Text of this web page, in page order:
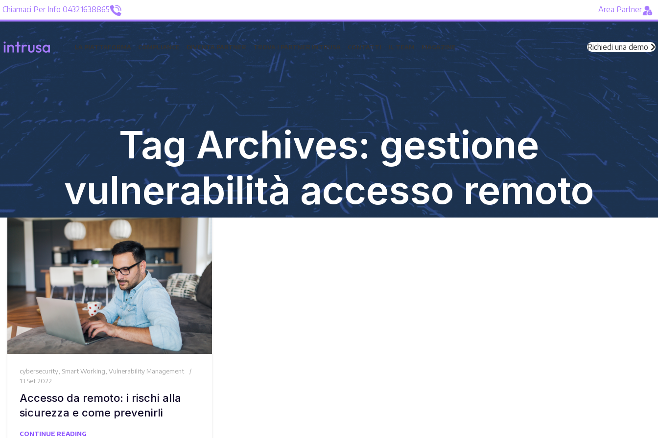
Chiamaci Per Info 04321638865 Area Partner
LA PIATTAFORMA COMPLIANCE DIVENTA PARTNER TROVA I PARTNER INTRUSA CONTATTI IL TEAM MAGAZINE Richiedi una demo
Tag Archives: gestione
vulnerabilità accesso remoto
cybersecurity Smart Working Vulnerability Management
13 Set 2022
Accesso da remoto: i rischi alla
sicurezza e come prevenirli
CONTINUE READING